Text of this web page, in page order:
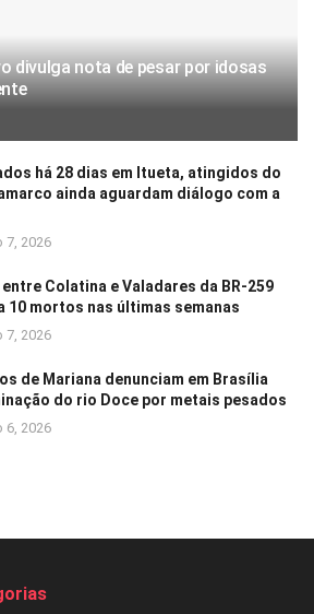
divulga nota de pesar por idosas
há 28 dias em Itueta, atingidos do
ainda aguardam diálogo com a
7, 2026
Colatina e Valadares da BR-259
10 mortos nas últimas semanas
7, 2026
de Mariana denunciam em Brasília
do rio Doce por metais pesados
6, 2026